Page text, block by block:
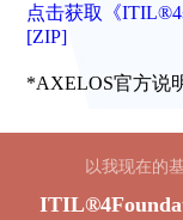
点击获取《ITIL®4
[ZIP]
*AXELOS官方说
以我现在的